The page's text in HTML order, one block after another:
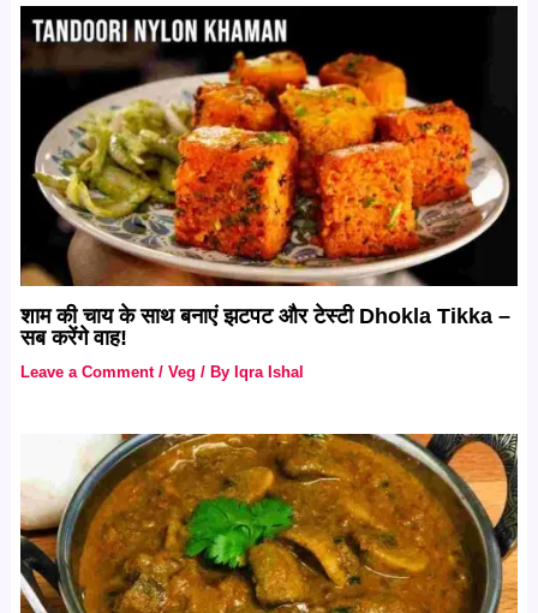
शाम की चाय के साथ बनाएं झटपट और टेस्टी Dhokla Tikka –
सब करेंगे वाह!
Leave a Comment /Veg / By Iqra Ishal